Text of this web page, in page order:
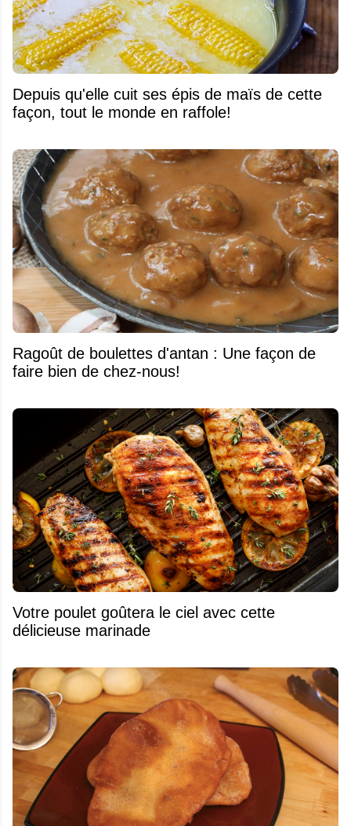
Depuis qu'elle cuit ses épis de maïs de cette
façon, tout le monde en raffole!
Ragoût de boulettes d'antan : Une façon de
faire bien de chez-nous!
Votre poulet goûtera le ciel avec cette
délicieuse marinade